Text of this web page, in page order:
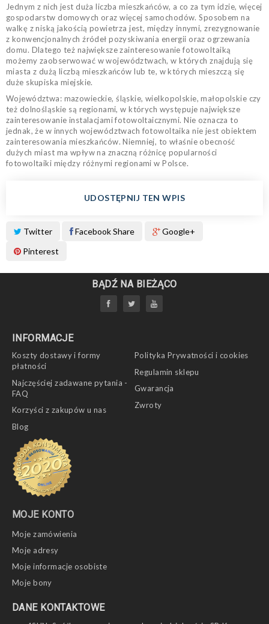
Jednym z nich jest duża liczba mieszkańców, a co za tym idzie, więcej
gospodarstw domowych oraz więcej samochodów. Sposobem na
walkę z niską jakością powietrza jest, między innymi, zrezygnowanie
z konwencjonalnych źródeł pozyskiwania energii oraz ogrzewania
domu. Dlatego też największe zainteresowanie fotowoltaiką
możemy zaobserwować w województwach, w których znajdują się
miasta z dużą liczbą mieszkańców lub te, w których mieszczą się
duże skupiska miejskie.
Województwa: mazowieckie, śląskie, wielkopolskie, małopolskie czy
też dolnośląskie są regionami, w których występuje największe
zainteresowanie instalacjami fotowoltaicznymi. Nie oznacza to
jednak, że w innych województwach fotowoltaika nie jest obiektem
zainteresowania mieszkańców. Niemniej, to właśnie obecność
dużych miast ma wpływ na znaczną różnicę popularności
fotowoltaiki między różnymi regionami w Polsce.
UDOSTĘPNIJ TEN WPIS
Twitter Facebook Share
Google+
Pinterest
BĄDŹ NA BIEŻĄCO
INFORMACJE
Koszty dostawy i formy
płatności
Najczęściej zadawane pytania -
FAQ
Korzyści z zakupów u nas
Blog
Polityka Prywatności i cookies
Regulamin sklepu
Gwarancja
Zwroty
MOJE KONTO
Moje zamówienia
Moje adresy
Moje informacje osobiste
Moje bony
DANE KONTAKTOWE